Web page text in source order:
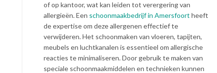
of op kantoor, wat kan leiden tot verergering van
allergieën. Een schoonmaakbedrijf in Amersfoort heeft
de expertise om deze allergenen effectief te
verwijderen. Het schoonmaken van vloeren, tapijten,
meubels en luchtkanalen is essentieel om allergische
reacties te minimaliseren. Door gebruik te maken van
speciale schoonmaakmiddelen en technieken kunnen